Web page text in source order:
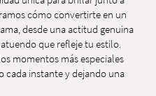
cómo convertirte en un
desde una actitud genuina
que refleje tu estilo.
momentos más especiales
cada instante y dejando una